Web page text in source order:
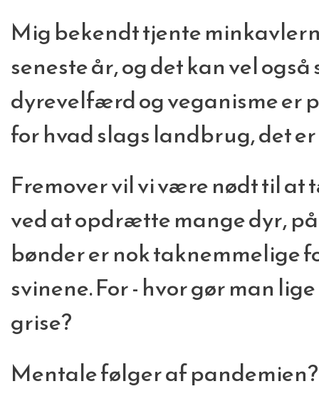
Mig bekendt tjente
seneste år, og det kan vel
dyrevelfærd og veganisme er
for hvad slags landbrug, det
Fremover vil vi være nødt til
ved at opdrætte mange dyr,
bønder er nok taknemmelige
svinene. For - hvor gør man
grise?
Mentale følger af